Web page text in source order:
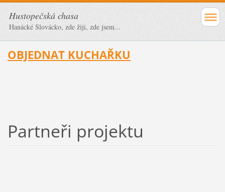
Hustopečská chasa
Hanácké Slovácko, zde žiji, zde jsem...
OBJEDNAT KUCHAŘKU
Partneři projektu